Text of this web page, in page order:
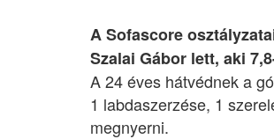
A Sofascore
Szalai Gábor lett, aki
A 24 éves hátvédnek a
1 labdaszerzése, 1
megnyerni.